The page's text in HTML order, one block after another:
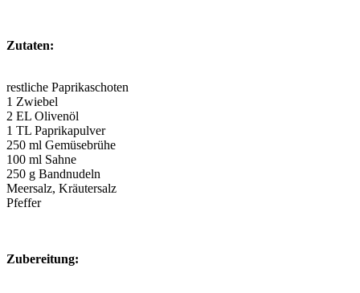
Zutaten:
restliche Paprikaschoten
1 Zwiebel
2 EL Olivenöl
1 TL Paprikapulver
250 ml Gemüsebrühe
100 ml Sahne
250 g Bandnudeln
Meersalz, Kräutersalz
Pfeffer
Zubereitung: